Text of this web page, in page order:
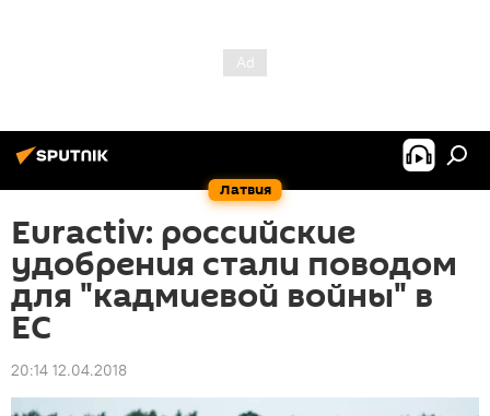
Латвия
Euractiv: российские
удобрения стали поводом
для "кадмиевой войны" в
ЕС
20:14 12.04.2018